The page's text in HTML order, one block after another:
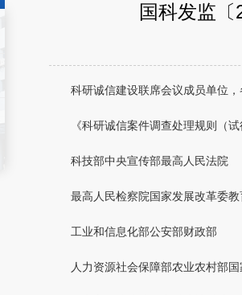
国科发监〔
科研诚信建设联席会议成员单位
《科研诚信案件调查处理规则（
科技部中央宣传部最高人民法院
最高人民检察院国家发展改革委教
工业和信息化部公安部财政部
人力资源社会保障部农业农村部